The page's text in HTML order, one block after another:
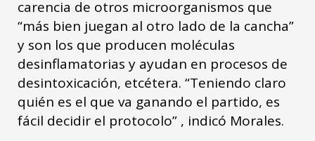
carencia de otros microorganismos que
“más bien juegan al otro lado de la cancha”
y son los que producen moléculas
desinflamatorias y ayudan en procesos de
desintoxicación, etcétera. “Teniendo claro
quién es el que va ganando el partido, es
fácil decidir el protocolo” , indicó Morales.